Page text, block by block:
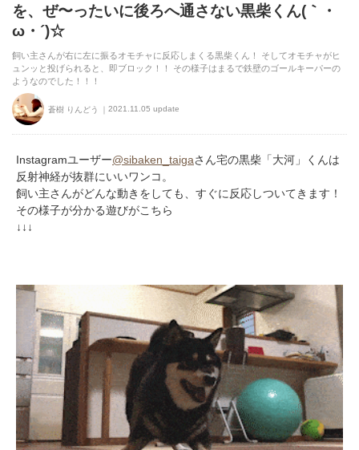
を、ぜ〜ったいに後ろへ通さない黒柴くん(｀・
ω・´)☆
飼い主さんが右に左に振るオモチャに反応しまくる黒柴くん！ そしてオモチャがヒ
ュンッと投げられると、即ブロック！！ その様子はまるで鉄壁のゴールキーパーの
ようなのでした！！！
蒼樹 りんどう 2021.11.05 update
Instagramユーザー@sibaken_taigaさん宅の黒柴「大河」くんは
反射神経が抜群にいいワンコ。
飼い主さんがどんな動きをしても、すぐに反応しついてきます！
その様子が分かる遊びがこちら
↓↓↓